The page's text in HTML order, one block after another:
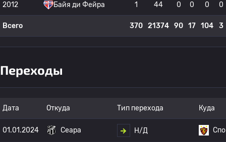
2012 Байя ди Фейра 1 44 0 0 0 0
Всего 370 21374 90 17 104 3
Переходы
Дата Откуда Тип перехода Куда
01.01.2024 Сеара Н/Д